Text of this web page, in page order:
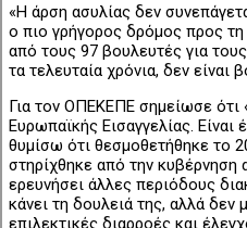
«Η άρση ασυλίας δεν
ο πιο γρήγορος δρόμος προς τη
από τους 97 βουλευτές για
τα τελευταία χρόνια, δεν
Για τον ΟΠΕΚΕΠΕ σημείωσε ότι
Ευρωπαϊκής Εισαγγελίας.
θυμίσω ότι θεσμοθετήθηκε το
στηρίχθηκε από την κυβέρνηση
ερευνήσει άλλες περιόδους
κάνει τη δουλειά της, αλλά δεν
επιλεκτικές διαρροές και